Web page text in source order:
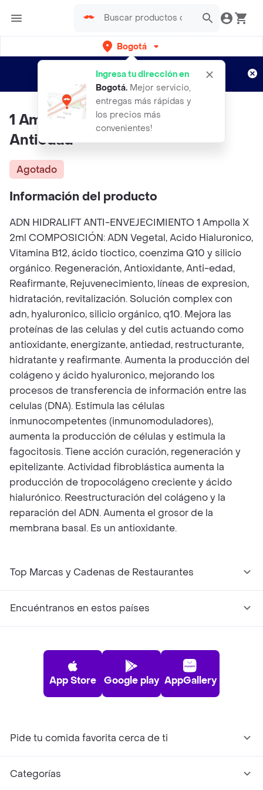
Bogotá
Ingresa tu dirección en
Bogotá. Mejor servicio,
entregas más rápidas y
los precios más
convenientes!
envíos gratis por semanas
Aplican TyC
1 Ampolla Ad Hidralift Denova
Antiedad
Agotado
Información del producto
ADN HIDRALIFT ANTI-ENVEJECIMIENTO 1 Ampolla X
2ml COMPOSICIÓN: ADN Vegetal, Acido Hialuronico,
Vitamina B12, ácido tioctico, coenzima Q10 y silicio
orgánico. Regeneración, Antioxidante, Anti-edad,
Reafirmante, Rejuvenecimiento, líneas de expresion,
hidratación, revitalización. Solución complex con
adn, hyaluronico, silicio orgánico, q10. Mejora las
proteínas de las celulas y del cutis actuando como
antioxidante, energizante, antiedad, restructurante,
hidratante y reafirmante. Aumenta la producción del
colágeno y ácido hyaluronico, mejorando los
procesos de transferencia de información entre las
celulas (DNA). Estimula las células
inmunocompetentes (inmunomoduladores),
aumenta la producción de células y estimula la
fagocitosis. Tiene acción curación, regeneración y
epitelizante. Actividad fibroblástica aumenta la
producción de tropocolágeno creciente y ácido
hialurónico. Reestructuración del colágeno y la
reparación del ADN. Aumenta el grosor de la
membrana basal. Es un antioxidante.
Top Marcas y Cadenas de Restaurantes
Encuéntranos en estos países
App Store Google play AppGallery
Pide tu comida favorita cerca de ti
Categorías